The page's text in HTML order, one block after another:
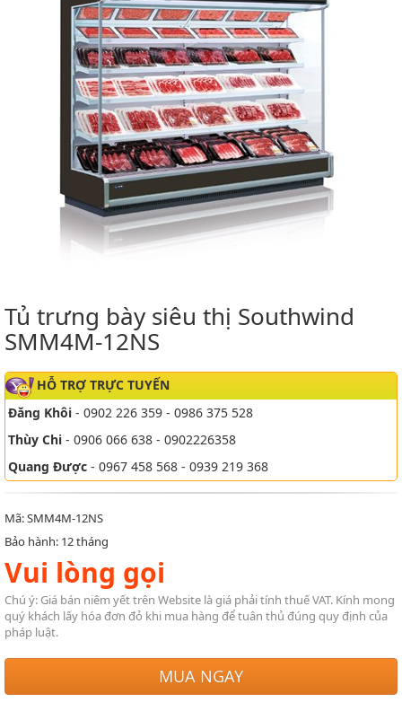
Tủ trưng bày siêu thị Southwind
SMM4M-12NS
HỖ TRỢ TRỰC TUYẾN
Đăng Khôi - 0902 226 359 - 0986 375 528
Thùy Chi - 0906 066 638 - 0902226358
Quang Được - 0967 458 568 - 0939 219 368
Mã: SMM4M-12NS
Bảo hành: 12 tháng
Vui lòng gọi
Chú ý: Giá bán niêm yết trên Website là giá phải tính thuế VAT. Kính mong
quý khách lấy hóa đơn đỏ khi mua hàng để tuân thủ đúng quy định của
pháp luật.
MUA NGAY